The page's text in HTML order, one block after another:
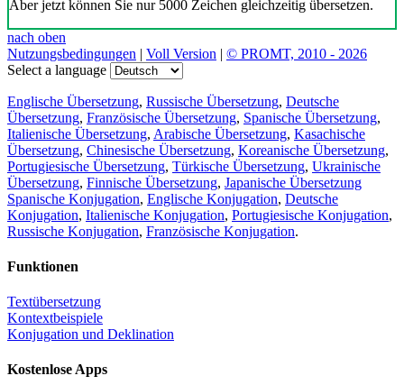
Aber jetzt können Sie nur 5000 Zeichen gleichzeitig übersetzen.
nach oben
Nutzungsbedingungen | Voll Version | © PROMT, 2010 - 2026
Select a language
Englische Übersetzung, Russische Übersetzung, Deutsche
Übersetzung, Französische Übersetzung, Spanische Übersetzung,
Italienische Übersetzung, Arabische Übersetzung, Kasachische
Übersetzung, Chinesische Übersetzung, Koreanische Übersetzung,
Portugiesische Übersetzung, Türkische Übersetzung, Ukrainische
Übersetzung, Finnische Übersetzung, Japanische Übersetzung
Spanische Konjugation, Englische Konjugation, Deutsche
Konjugation, Italienische Konjugation, Portugiesische Konjugation,
Russische Konjugation, Französische Konjugation.
Funktionen
Textübersetzung
Kontextbeispiele
Konjugation und Deklination
Kostenlose Apps